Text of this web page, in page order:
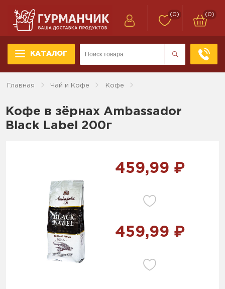
КАТАЛОГ
(0) (0)
Главная Чай и Кофе Кофе
Кофе в зёрнах Ambassador
Black Label 200г
459,99 ₽
459,99 ₽